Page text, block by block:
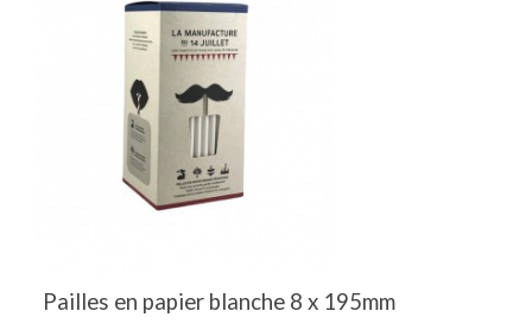
Pailles en papier blanche 8 x 195mm